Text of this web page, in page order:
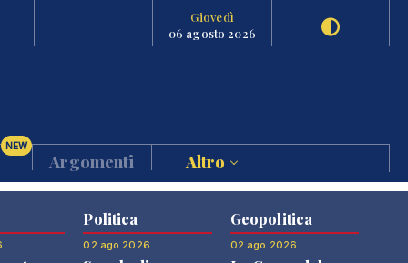
Giovedì
06 agosto 2026
NEW
Argomenti Altro
Politica
02 ago 2026
Geopolitica
02 ago 2026